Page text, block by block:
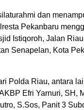
dan
Pekanbaru
Istiqoroh, Jalan
Senapelan, Kota
Polda Riau, antara
Efri Yarnuri, SH,
S.Sos, Panit 3